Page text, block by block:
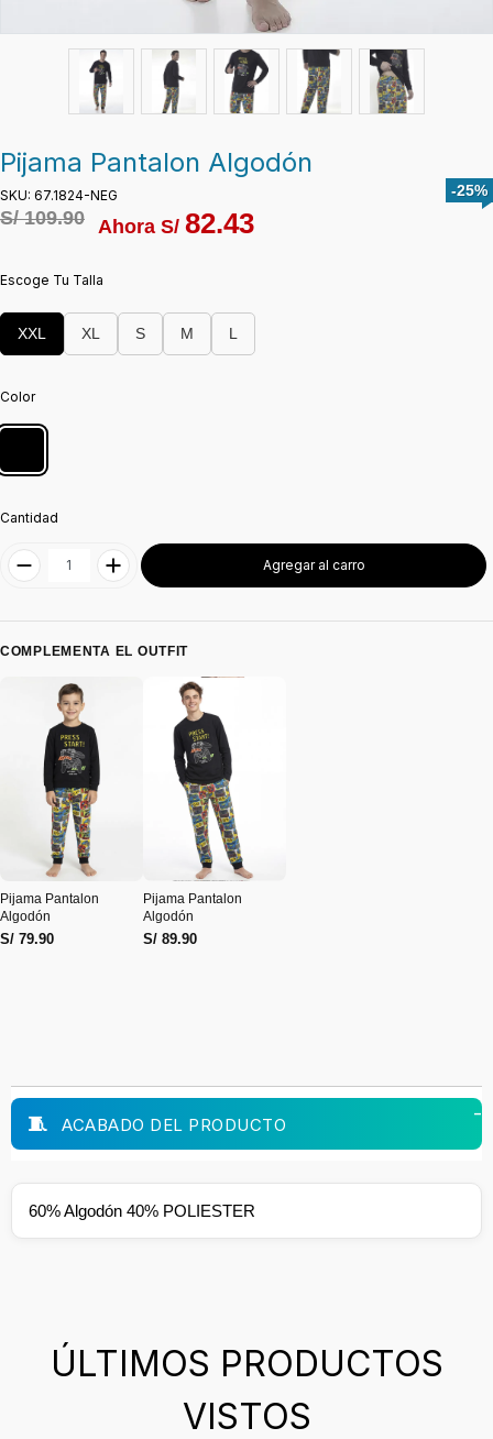
Pijama Pantalon Algodón
SKU: 67.1824-NEG
S/109.90 Ahora S/ 82.43
-25%
Escoge Tu Talla
XXL XL S M L
Color
Cantidad
Agregar al carro
COMPLEMENTA EL OUTFIT
Pijama Pantalon
Algodón
S/ 79.90
Pijama Pantalon
Algodón
S/ 89.90
ACABADO DEL PRODUCTO
60% Algodón 40% POLIESTER
ÚLTIMOS PRODUCTOS
VISTOS